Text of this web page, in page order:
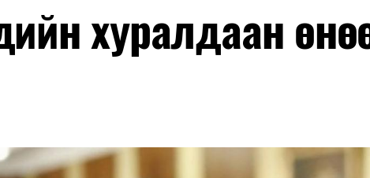
хуралдаан